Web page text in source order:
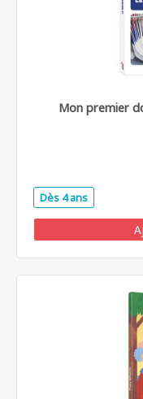
Mon premier
Dès 4 ans